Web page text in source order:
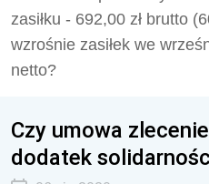
zasiłku - 692,00 zł brutto
wzrośnie zasiłek we
netto?
Czy umowa
dodatek